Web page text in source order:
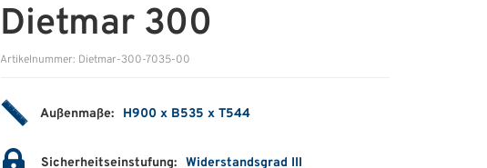
Dietmar 300
Artikelnummer: Dietmar-300-7035-00
Außenmaße: H900 x B535 x T544
Sicherheitseinstufung: Widerstandsgrad III